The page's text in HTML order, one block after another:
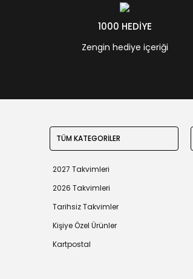
1000 HEDİYE
Zengin hediye içeriği
TÜM KATEGORİLER
2027 Takvimleri
2026 Takvimleri
Tarihsiz Takvimler
Kişiye Özel Ürünler
Kartpostal